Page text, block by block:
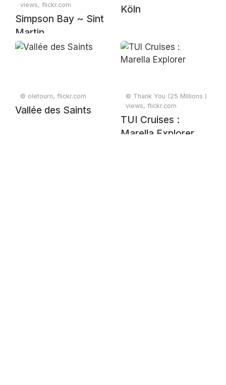
views, flickr.com
Simpson Bay ~ Sint
Martin
Köln
© oletourn, flickr.com
Vallée des Saints
© Thank You (25 Millions )
views, flickr.com
TUI Cruises :
Marella Explorer